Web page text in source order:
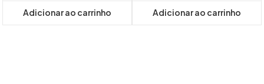
Adicionar ao carrinho Adicionar ao carrinho